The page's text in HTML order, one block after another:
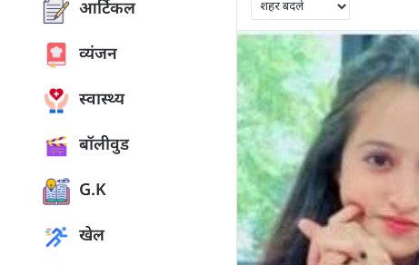
आर्टिकल
व्यंजन
स्वास्थ्य
बॉलीवुड
G.K
खेल